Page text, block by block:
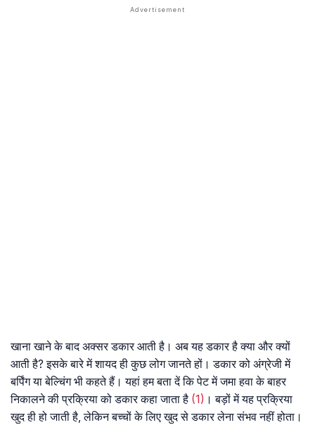
खाना खाने के बाद अक्सर डकार आती है। अब यह डकार है क्या और क्यों
आती है? इसके बारे में शायद ही कुछ लोग जानते हों। डकार को अंग्रेजी में
बर्पिंग या बेल्चिंग भी कहते हैं। यहां हम बता दें कि पेट में जमा हवा के बाहर
निकालने की प्रक्रिया को डकार कहा जाता है (1) । बड़ों में यह प्रक्रिया
खुद ही हो जाती है, लेकिन बच्चों के लिए खुद से डकार लेना संभव नहीं होता।